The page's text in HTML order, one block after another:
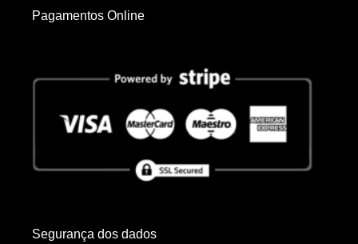
Pagamentos Online
Segurança dos dados